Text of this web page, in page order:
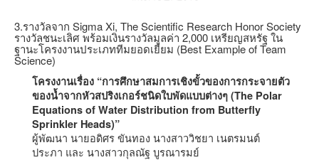
3.รางวัลจาก Sigma Xi, The Scientific Research Honor Society
รางวัลชนะเลิศ พร้อมเงินรางวัลมูลค่า 2,000 เหรียญสหรัฐ ใน
ฐานะโครงงานประเภททีมยอดเยี่ยม (Best Example of Team
Science)
โครงงานเรื่อง “การศึกษาสมการเชิงขั้วของการกระจายตัว
ของน้ำจากหัวสปริงเกอร์ชนิดใบพัดแบบต่างๆ (The Polar
Equations of Water Distribution from Butterfly
Sprinkler Heads)”
ผู้พัฒนา นายอดิศร ขันทอง นางสาววิชยา เนตรมนต์
ประภา และ นางสาวกุลณัฐ บูรณารมย์